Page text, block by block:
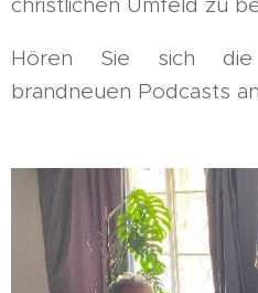
Hören Sie sich
brandneuen Podcasts